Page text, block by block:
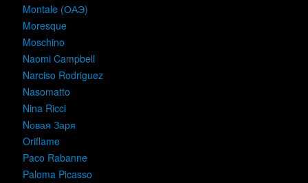
Montale (ОАЭ)
Moresque
Moschino
Naomi Campbell
Narciso Rodriguez
Nasomatto
Nina Ricci
Nовая Заря
Oriflame
Paco Rabanne
Paloma Picasso